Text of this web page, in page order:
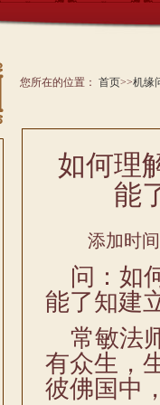
您所在的位置： 首页>>机缘
如何理
能
添加时
问：如
能了知建
常敏法
有众生，
彼佛国中